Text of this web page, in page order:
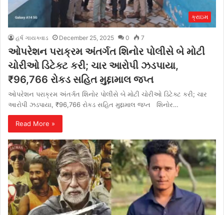
ક્રાઇમ
હર્ષ ગાયક્વાડ December 25, 2025 0 7
ઓપરેશન પરાક્રમ અંતર્ગત શિનોર પોલીસે બે મોટી
ચોરીઓ ડિટેક્ટ કરી; ચાર આરોપી ઝડપાયા,
₹96,766 રોકડ સહિત મુદ્દામાલ જપ્ત
ઓપરેશન પરાક્રમ અંતર્ગત શિનોર પોલીસે બે મોટી ચોરીઓ ડિટેક્ટ કરી; ચાર
આરોપી ઝડપાયા, ₹96,766 રોકડ સહિત મુદ્દામાલ જપ્ત શિનોર…
Read More »